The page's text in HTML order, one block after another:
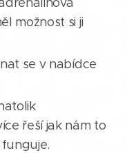
možnost si ji
se v nabídce
řeší jak nám to